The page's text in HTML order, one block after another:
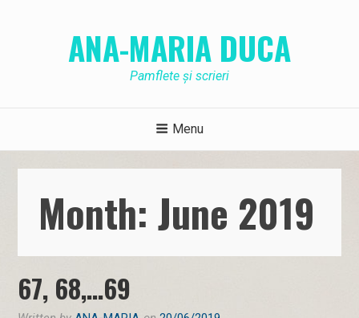
ANA-MARIA DUCA
Pamflete și scrieri
Menu
Month: June 2019
67, 68,…69